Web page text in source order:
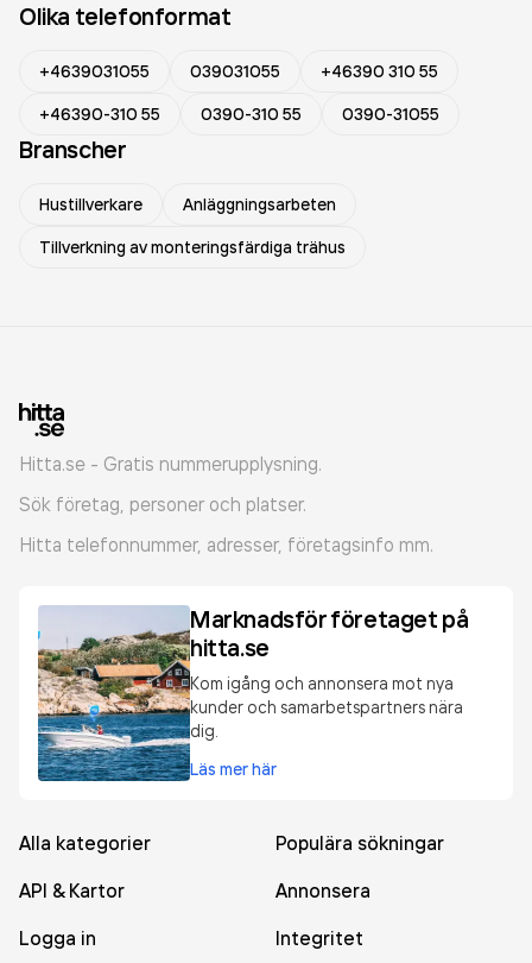
Olika telefonformat
+4639031055 039031055
+46390 310 55
+46390-310 55
0390-310 55 0390-31055
Branscher
Hustillverkare
Anläggningsarbeten
Tillverkning av monteringsfärdiga trähus
Hitta.se - Gratis nummerupplysning.
Sök företag, personer och platser.
Hitta telefonnummer, adresser, företagsinfo mm.
Marknadsför företaget på
hitta.se
Kom igång och annonsera mot nya
kunder och samarbetspartners nära
dig.
Läs mer här
Alla kategorier
Populära sökningar
API & Kartor
Annonsera
Logga in
Integritet